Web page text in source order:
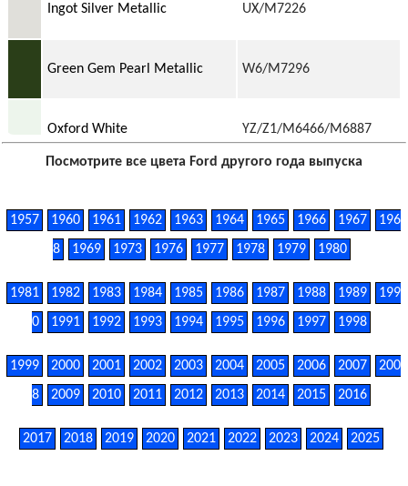
Ingot Silver Metallic UX/M7226
Green Gem Pearl Metallic W6/M7296
Oxford White YZ/Z1/M6466/M6887
Посмотрите все цвета Ford другого года выпуска
1957 1960 1961 1962 1963 1964 1965 1966 1967
196
8
1969 1973 1976 1977 1978 1979 1980
1981 1982 1983 1984 1985 1986 1987 1988 1989
199
0
1991 1992 1993 1994 1995 1996 1997 1998
1999 2000 2001 2002 2003 2004 2005 2006 2007
200
8
2009 2010 2011 2012 2013 2014 2015 2016
2017 2018 2019 2020 2021 2022 2023 2024 2025